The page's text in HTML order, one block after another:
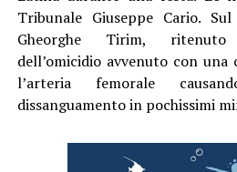
Tribunale Giuseppe Cario.
Gheorghe Tirim, ritenuto
dell’omicidio avvenuto con
l’arteria femorale
dissanguamento in pochissimi